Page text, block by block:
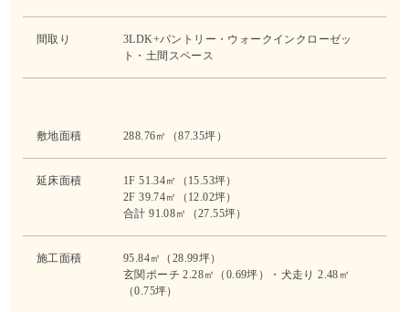
間取り
3LDK+パントリー・ウォークインクローゼッ
ト・土間スペース
敷地面積 288.76㎡（87.35坪）
延床面積
1F 51.34㎡（15.53坪）
2F 39.74㎡（12.02坪）
合計 91.08㎡（27.55坪）
施工面積
95.84㎡（28.99坪）
玄関ポーチ 2.28㎡（0.69坪）・犬走り 2.48㎡
（0.75坪）